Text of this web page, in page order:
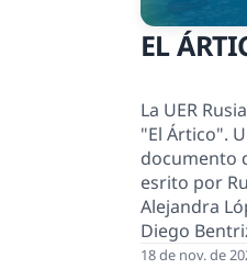
EL
La UER
"El Ártico".
documento
esrito por
Alejandra
Diego
Garfias,
18 de nov. de